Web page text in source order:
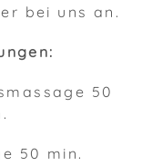
bei uns an.
50
50 min.